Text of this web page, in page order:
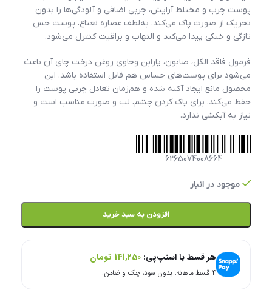
پوست چرب و مختلط آرایش، چربی اضافی و آلودگی‌ها را بدون
تحریک از صورت پاک می‌کند. به‌لطف عصاره نعناع، پوست حس
تازگی و خنکی پیدا می‌کند و التهاب و براقیت کنترل می‌شود.
فرمول فاقد الکل، صابون، پارابن وحاوی روغن درخت چای آن باعث
می‌شود برای پوست‌های حساس هم قابل استفاده باشد. این
محصول مانع ایجاد آکنه شده و هم‌زمان تعادل چربی پوست را
حفظ می‌کند. برای پاک کردن چشم، لب و صورت مناسب است و
نیاز به آبکشی ندارد.
6265074008664
موجود در انبار
افزودن به سبد خرید
هر قسط با اسنپ‌پی: 141,250 تومان
۴ قسط ماهانه. بدون سود، چک و ضامن.